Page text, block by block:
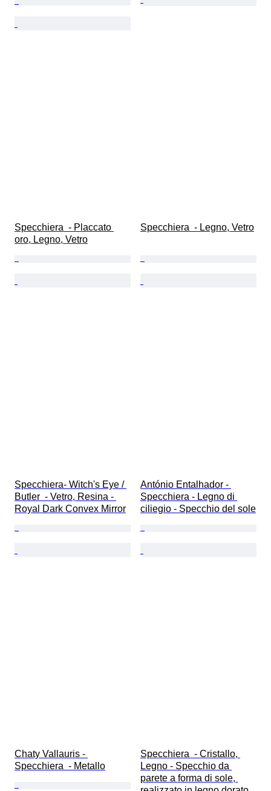
Specchiera  - Placcato
oro, Legno, Vetro
Specchiera  - Legno, Vetro
Specchiera- Witch's Eye /
Butler  - Vetro, Resina -
Royal Dark Convex Mirror
António Entalhador -
Specchiera - Legno di
ciliegio - Specchio del sole
Chaty Vallauris -
Specchiera  - Metallo
Specchiera  - Cristallo,
Legno - Specchio da
parete a forma di sole,